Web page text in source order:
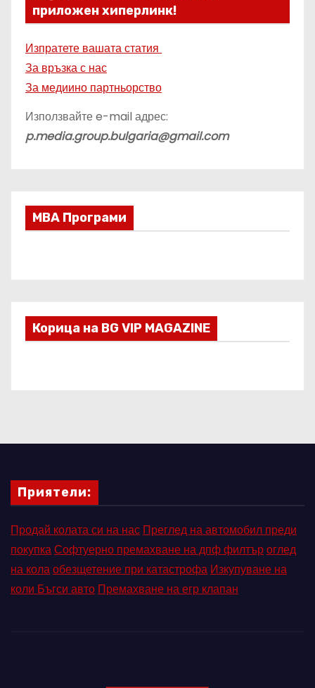
приложен хиперлинк!
Изпратете вашата статия
За връзка с нас
За медиино партньорство
Използвайте e-mail адрес:
p.media.group.bulgaria@gmail.com
МВА Програми
Корица на BG VIP MAGAZINE
Приятели:
Продай колата си на нас Преглед на автомобил преди
покупкаСофтуерно премахване на дпф филтъроглед
на колаобезщетение при катастрофа Изкупуване на
коли Бъгси авто Премахване на егр клапан